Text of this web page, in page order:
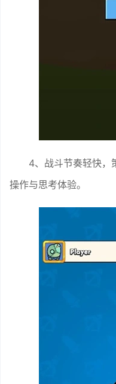
4、战斗节奏轻快，
操作与思考体验。